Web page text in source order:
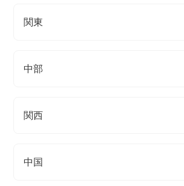
関東
中部
関西
中国